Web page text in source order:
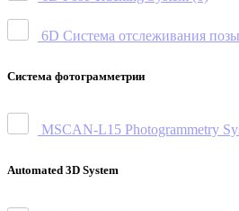
6D Система отслеживания позы
Система фотограмметрии
MSCAN-L15 Photogrammetry
Automated 3D System